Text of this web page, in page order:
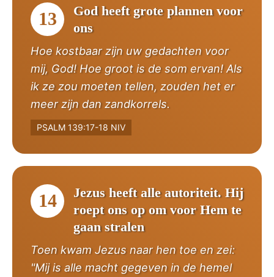
13
God heeft grote plannen voor
ons
Hoe kostbaar zijn uw gedachten voor
mij, God! Hoe groot is de som ervan! Als
ik ze zou moeten tellen, zouden het er
meer zijn dan zandkorrels.
PSALM 139:17-18 NIV
14
Jezus heeft alle autoriteit. Hij
roept ons op om voor Hem te
gaan stralen
Toen kwam Jezus naar hen toe en zei:
"Mij is alle macht gegeven in de hemel